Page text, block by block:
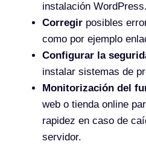
instalación WordPress.
Corregir posibles
como por ejemplo
Configurar la
instalar sistemas de
Monitorización del
web o tienda online
rapidez en caso de
servidor.